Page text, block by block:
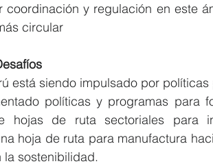
y regulación en este
circular
está siendo impulsado por
políticas y programas para
hojas de ruta sectoriales para
hoja de ruta para manufactura
sostenibilidad.